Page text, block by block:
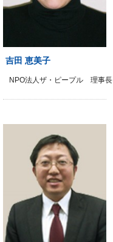
吉田 恵美子
NPO法人ザ・ピープル 理事長